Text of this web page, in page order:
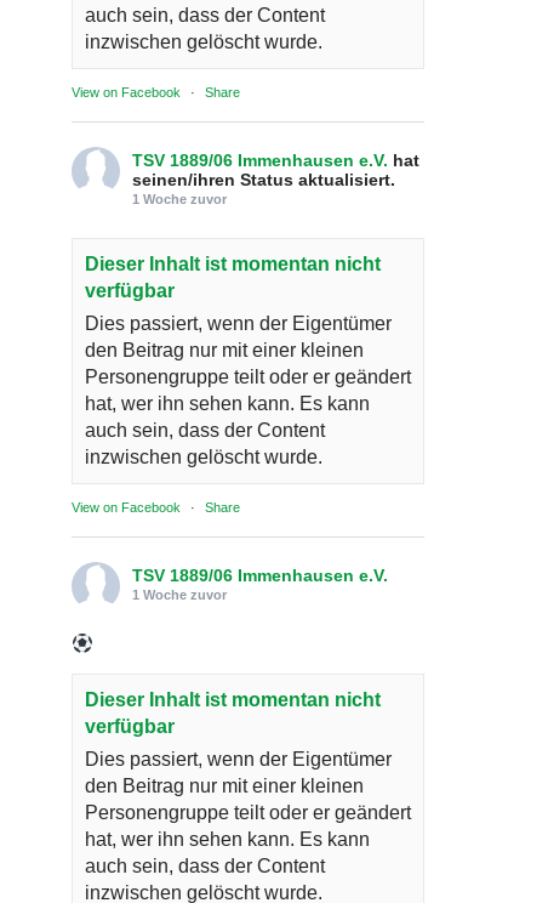
auch sein, dass der Content
inzwischen gelöscht wurde.
View on Facebook · Share
TSV 1889/06 Immenhausen e.V. hat
seinen/ihren Status aktualisiert.
1 Woche zuvor
Dieser Inhalt ist momentan nicht
verfügbar
Dies passiert, wenn der Eigentümer
den Beitrag nur mit einer kleinen
Personengruppe teilt oder er geändert
hat, wer ihn sehen kann. Es kann
auch sein, dass der Content
inzwischen gelöscht wurde.
View on Facebook · Share
TSV 1889/06 Immenhausen e.V.
1 Woche zuvor
Dieser Inhalt ist momentan nicht
verfügbar
Dies passiert, wenn der Eigentümer
den Beitrag nur mit einer kleinen
Personengruppe teilt oder er geändert
hat, wer ihn sehen kann. Es kann
auch sein, dass der Content
inzwischen gelöscht wurde.